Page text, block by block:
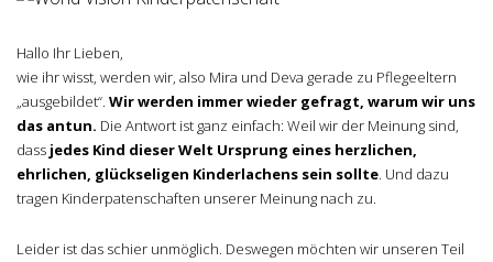
Hallo Ihr Lieben,
wie ihr wisst, werden wir, also Mira und Deva gerade zu Pflegeeltern
„ausgebildet“. Wir werden immer wieder gefragt, warum wir uns
das antun. Die Antwort ist ganz einfach: Weil wir der Meinung sind,
dass jedes Kind dieser Welt Ursprung eines herzlichen,
ehrlichen, glückseligen Kinderlachens sein sollte. Und dazu
tragen Kinderpatenschaften unserer Meinung nach zu.
Leider ist das schier unmöglich. Deswegen möchten wir unseren Teil